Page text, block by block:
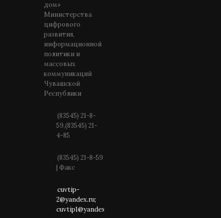
дом»
Министерства
цифрового
развития,
информационной
политики и
массовых
коммуникаций
Чувашской
Республики
(83545) 21-8-
59,(83545) 21-
4-85
(83545) 21-8-59
| Факс
cuvtip-
2@yandex.ru;
cuvtip1@yandex.ru